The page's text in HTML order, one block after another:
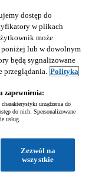
1997 cm3
dostęp do
w plikach
może
lub w dowolnym
będą sygnalizowane
przeglądania. Polityka
zapewnienia:
urządzenia do
do nich. Spersonalizowane
usług.
Zezwól na
wszystkie